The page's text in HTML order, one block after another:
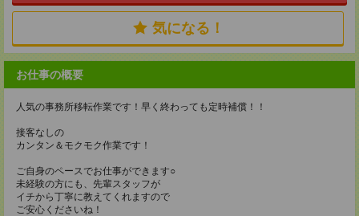
気になる！
お仕事の概要
人気の事務所移転作業です！早く終わっても定時補償！！
接客なしの
カンタン＆モクモク作業です！
ご自身のペースでお仕事ができます○
未経験の方にも、先輩スタッフが
イチから丁寧に教えてくれますので
ご安心くださいね！